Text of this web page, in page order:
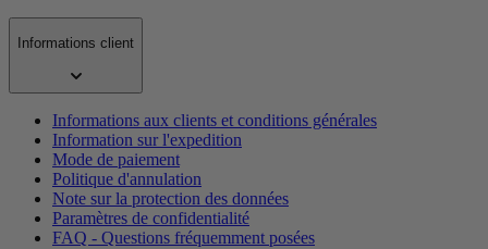
Informations client
Informations aux clients et conditions générales
Information sur l'expedition
Mode de paiement
Politique d'annulation
Note sur la protection des données
Paramètres de confidentialité
FAQ - Questions fréquemment posées